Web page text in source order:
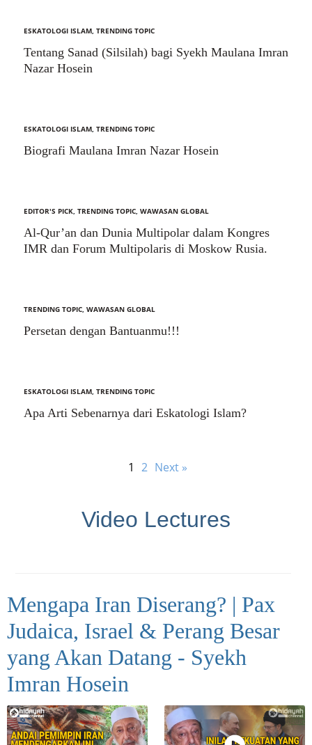
ESKATOLOGI ISLAM, TRENDING TOPIC
Tentang Sanad (Silsilah) bagi Syekh Maulana Imran
Nazar Hosein
ESKATOLOGI ISLAM, TRENDING TOPIC
Biografi Maulana Imran Nazar Hosein
EDITOR'S PICK, TRENDING TOPIC, WAWASAN GLOBAL
Al-Qur’an dan Dunia Multipolar dalam Kongres
IMR dan Forum Multipolaris di Moskow Rusia.
TRENDING TOPIC, WAWASAN GLOBAL
Persetan dengan Bantuanmu!!!
ESKATOLOGI ISLAM, TRENDING TOPIC
Apa Arti Sebenarnya dari Eskatologi Islam?
1 2 Next »
Video Lectures
Mengapa Iran Diserang? | Pax
Judaica, Israel & Perang Besar
yang Akan Datang - Syekh
Imran Hosein